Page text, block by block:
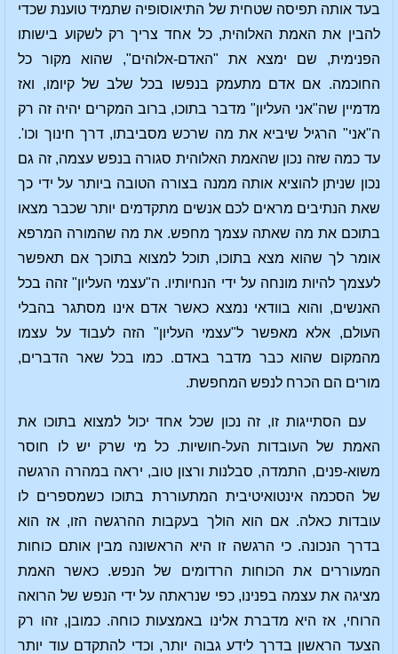
בעד אותה תפיסה שטחית של התיאוסופיה שתמיד טוענת שכדי
להבין את האמת האלוהית, כל אחד צריך רק לשקוע בישותו
הפנימית, שם ימצא את "האדם-אלוהים", שהוא מקור כל
החוכמה. אם אדם מתעמק בנפשו בכל שלב של קיומו, ואז
מדמיין שה"אני העליון" מדבר בתוכו, ברוב המקרים יהיה זה רק
ה"אני" הרגיל שיביא את מה שרכש מסביבתו, דרך חינוך וכו'.
עד כמה שזה נכון שהאמת האלוהית סגורה בנפש עצמה, זה גם
נכון שניתן להוציא אותה ממנה בצורה הטובה ביותר על ידי כך
שאת הנתיבים מראים לכם אנשים מתקדמים יותר שכבר מצאו
בתוכם את מה שאתה עצמך מחפש. את מה שהמורה המרפא
אומר לך שהוא מצא בתוכו, תוכל למצוא בתוכך אם תאפשר
לעצמך להיות מונחה על ידי הנחיותיו. ה"עצמי העליון" זהה בכל
האנשים, והוא בוודאי נמצא כאשר אדם אינו מסתגר בהבלי
העולם, אלא מאפשר ל"עצמי העליון" הזה לעבוד על עצמו
מהמקום שהוא כבר מדבר באדם. כמו בכל שאר הדברים,
מורים הם הכרח לנפש המחפשת.
עם הסתייגות זו, זה נכון שכל אחד יכול למצוא בתוכו את
האמת של העובדות העל-חושיות. כל מי שרק יש לו חוסר
משוא-פנים, התמדה, סבלנות ורצון טוב, יראה במהרה הרגשה
של הסכמה אינטואיטיבית המתעוררת בתוכו כשמספרים לו
עובדות כאלה. אם הוא הולך בעקבות ההרגשה הזו, אז הוא
בדרך הנכונה. כי הרגשה זו היא הראשונה מבין אותם כוחות
המעוררים את הכוחות הרדומים של הנפש. כאשר האמת
מציגה את עצמה בפנינו, כפי שנראתה על ידי הנפש של הרואה
הרוחי, אז היא מדברת אלינו באמצעות כוחה. כמובן, זהו רק
הצעד הראשון בדרך לידע גבוה יותר, וכדי להתקדם עוד יותר